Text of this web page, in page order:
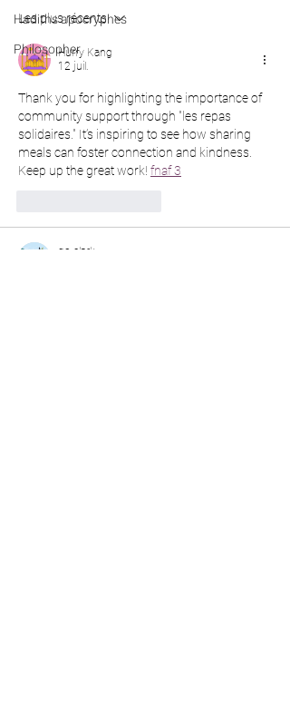
Hadiths apocryphes
Philosopher
Marseille et Lille
Les plus récents
Hurry Kang
12 juil.
Thank you for highlighting the importance of
community support through "les repas
solidaires." It’s inspiring to see how sharing
meals can foster connection and kindness.
Keep up the great work! fnaf 3
go clark